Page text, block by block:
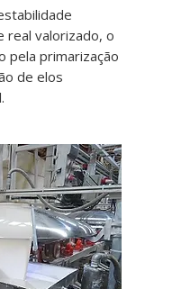
real valorizado, o
pela primarização
de elos